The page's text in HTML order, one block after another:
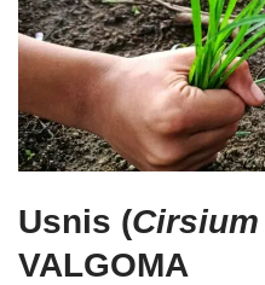
Usnis (
VALGOMA